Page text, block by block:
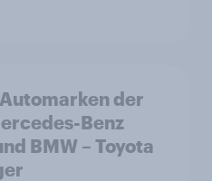
der
Benz
BMW – Toyota